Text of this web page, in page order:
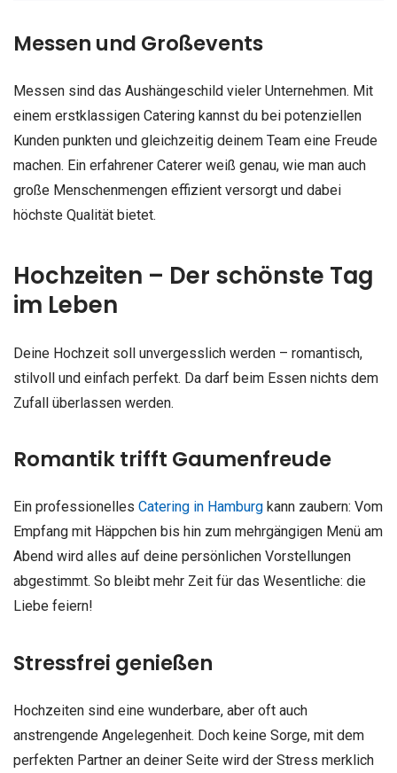
Messen und Großevents
Messen sind das Aushängeschild vieler Unternehmen. Mit
einem erstklassigen Catering kannst du bei potenziellen
Kunden punkten und gleichzeitig deinem Team eine Freude
machen. Ein erfahrener Caterer weiß genau, wie man auch
große Menschenmengen effizient versorgt und dabei
höchste Qualität bietet.
Hochzeiten – Der schönste Tag
im Leben
Deine Hochzeit soll unvergesslich werden – romantisch,
stilvoll und einfach perfekt. Da darf beim Essen nichts dem
Zufall überlassen werden.
Romantik trifft Gaumenfreude
Ein professionelles Catering in Hamburg kann zaubern: Vom
Empfang mit Häppchen bis hin zum mehrgängigen Menü am
Abend wird alles auf deine persönlichen Vorstellungen
abgestimmt. So bleibt mehr Zeit für das Wesentliche: die
Liebe feiern!
Stressfrei genießen
Hochzeiten sind eine wunderbare, aber oft auch
anstrengende Angelegenheit. Doch keine Sorge, mit dem
perfekten Partner an deiner Seite wird der Stress merklich